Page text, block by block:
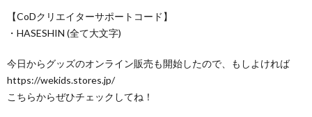
【CoDクリエイターサポートコード】
・HASESHIN (全て大文字)
今日からグッズのオンライン販売も開始したので、もしよければ
https://wekids.stores.jp/
こちらからぜひチェックしてね！